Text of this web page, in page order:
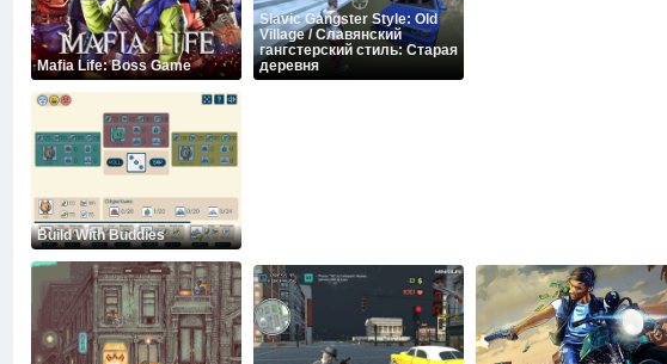
Mafia Life: Boss Game
Build With Buddies
Slavic Gangster Style: Old
Village / Славянский
гангстерский стиль: Старая
деревня